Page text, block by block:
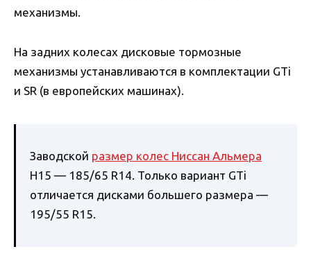
механизмы.
На задних колесах дисковые тормозные
механизмы устанавливаются в комплектации GTi
и SR (в европейских машинах).
Заводской размер колес Ниссан Альмера
Н15 — 185/65 R14. Только вариант GTi
отличается дисками большего размера —
195/55 R15.